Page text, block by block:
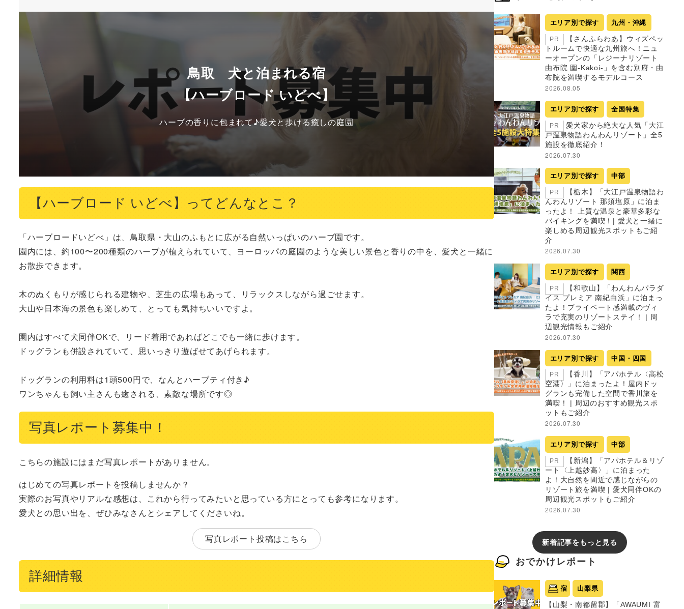
鳥取 犬と泊まれる宿
【ハーブロード いどべ】
ハーブの香りに包まれて♪愛犬と歩ける癒しの庭園
【ハーブロード いどべ】ってどんなとこ？
「ハーブロードいどべ」は、鳥取県・大山のふもとに広がる自然いっぱいのハーブ園です。
園内には、約100〜200種類のハーブが植えられていて、ヨーロッパの庭園のような美しい景色と香りの中を、愛犬と一緒に
お散歩できます。
木のぬくもりが感じられる建物や、芝生の広場もあって、リラックスしながら過ごせます。
大山や日本海の景色も楽しめて、とっても気持ちいいですよ。
園内はすべて犬同伴OKで、リード着用であればどこでも一緒に歩けます。
ドッグランも併設されていて、思いっきり遊ばせてあげられます。
ドッグランの利用料は1頭500円で、なんとハーブティ付き♪
ワンちゃんも飼い主さんも癒される、素敵な場所です◎
写真レポート募集中！
こちらの施設にはまだ写真レポートがありません。
はじめての写真レポートを投稿しませんか？
実際のお写真やリアルな感想は、これから行ってみたいと思っている方にとっても参考になります。
愛犬との思い出を、ぜひみなさんとシェアしてくださいね。
写真レポート投稿はこちら
詳細情報
エリア別で探す 九州・沖縄
PR
【さんふらわあ】ウィズペッ
トルームで快適な九州旅へ！ニュ
ーオープンの「レジーナリゾート
由布院 圍-Kakoi-」を含む別府・由
布院を満喫するモデルコース
2026.08.05
エリア別で探す 全国特集
PR
愛犬家から絶大な人気「大江
戸温泉物語わんわんリゾート」全5
施設を徹底紹介！
2026.07.30
エリア別で探す 中部
PR
【栃木】「大江戸温泉物語わ
んわんリゾート 那須塩原」に泊ま
ったよ！ 上質な温泉と豪華多彩な
バイキングを満喫！| 愛犬と一緒に
楽しめる周辺観光スポットもご紹
介
2026.07.30
エリア別で探す 関西
PR
【和歌山】「わんわんパラダ
イス プレミア 南紀白浜」に泊まっ
たよ！プライベート感満載のヴィ
ラで充実のリゾートステイ！ | 周
辺観光情報もご紹介
2026.07.30
エリア別で探す 中国・四国
PR
【香川】「アパホテル〈高松
空港〉」に泊まったよ！屋内ドッ
グランも完備した空間で香川旅を
満喫！ | 周辺のおすすめ観光スポ
ットもご紹介
2026.07.30
エリア別で探す 中部
PR
【新潟】「アパホテル＆リゾ
ート〈上越妙高〉」に泊まった
よ！大自然を間近で感じながらの
リゾート旅を満喫 | 愛犬同伴OKの
周辺観光スポットもご紹介
2026.07.30
新着記事をもっと見る
おでかけレポート
宿 山梨県
【山梨・南都留郡】「AWAUMI 富